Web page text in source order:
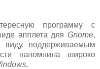
программу с
апплета для Gnome,
виду, поддерживаемым
напомнила широко
.